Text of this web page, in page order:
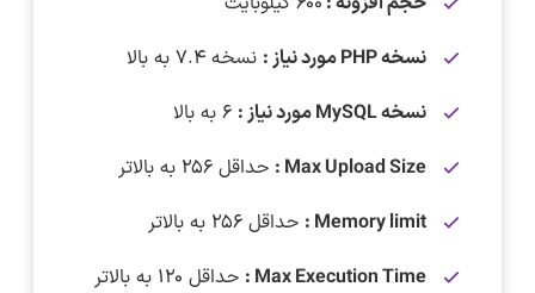
نسخه PHP مورد نیاز :
نسخه ۷.۴ به بالا
نسخه MySQL مورد نیاز :
Max Upload Size : حداقل ۲۵۶ به بالاتر
Memory limit : حداقل ۲۵۶ به بالاتر
Max Execution Time : حداقل ۱۲۰ به بالاتر